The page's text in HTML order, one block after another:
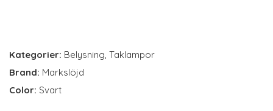
Kategorier: Belysning, Taklampor
Brand: Markslöjd
Color: Svart